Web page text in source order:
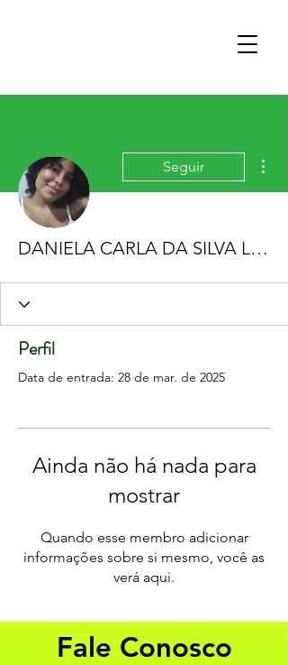
Seguir
DANIELA CARLA DA SILVA LOURENCO
Perfil
Data de entrada: 28 de mar. de 2025
Ainda não há nada para
mostrar
Quando esse membro adicionar
informações sobre si mesmo, você as
verá aqui.
Fale Conosco